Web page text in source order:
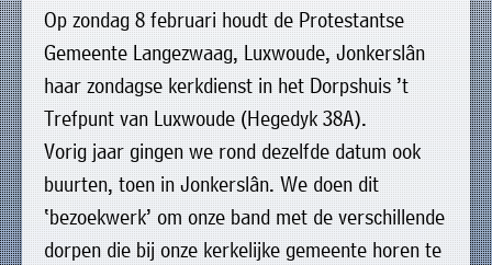
Op zondag 8 februari houdt de Protestantse
Gemeente Langezwaag, Luxwoude, Jonkerslân
haar zondagse kerkdienst in het Dorpshuis ’t
Trefpunt van Luxwoude (Hegedyk 38A).
Vorig jaar gingen we rond dezelfde datum ook
buurten, toen in Jonkerslân. We doen dit
‘bezoekwerk’ om onze band met de verschillende
dorpen die bij onze kerkelijke gemeente horen te
Plaatselijk
belang
»
Informatie
lidmaatschap
»
't
Trefpunt
Voorzitter
vacant
Secretaris
Michiel
Modderman
Penningmeester
vacant
Algemeen
lid
Anco
Hoen
Algemeen
lid
Ids
de
Haan